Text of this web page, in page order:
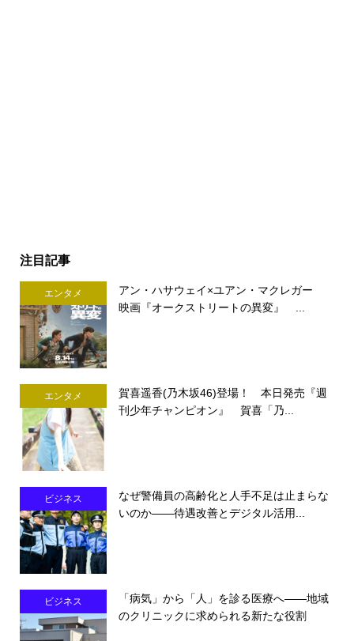
注目記事
エンタメ
アン・ハサウェイ×ユアン・マクレガー
映画『オークストリートの異変』 ...
エンタメ
賀喜遥香(乃木坂46)登場！ 本日発売『週
刊少年チャンピオン』 賀喜「乃...
ビジネス
なぜ警備員の高齢化と人手不足は止まらな
いのか――待遇改善とデジタル活用...
ビジネス
「病気」から「人」を診る医療へ――地域
のクリニックに求められる新たな役割